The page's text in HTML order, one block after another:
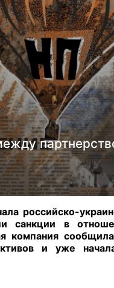
российско-
санкции в
компания
и уже начала